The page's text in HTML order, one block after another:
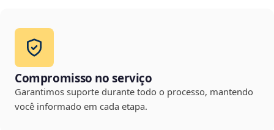
Compromisso no serviço
Garantimos suporte durante todo o processo, mantendo
você informado em cada etapa.